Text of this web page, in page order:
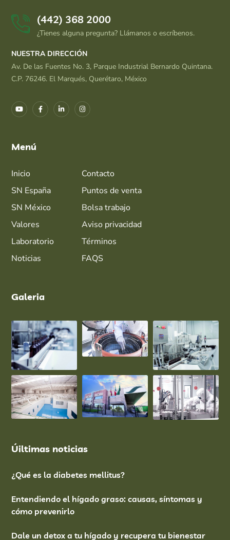
(442) 368 2000
¿Tienes alguna pregunta? Llámanos o escríbenos.
NUESTRA DIRECCIÓN
Av. De las Fuentes No. 3, Parque Industrial Bernardo Quintana.
C.P. 76246. El Marqués, Querétaro, México
Menú
Inicio
SN España
SN México
Valores
Laboratorio
Noticias
Contacto
Puntos de venta
Bolsa trabajo
Aviso privacidad
Términos
FAQS
Galeria
Úiltimas noticias
¿Qué es la diabetes mellitus?
Entendiendo el hígado graso: causas, síntomas y
cómo prevenirlo
Dale un detox a tu hígado y recupera tu bienestar